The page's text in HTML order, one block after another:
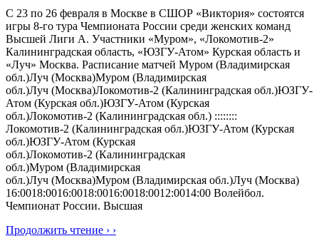
С 23 по 26 февраля в Москве в CШОР «Виктория» состоятся
игры 8-го тура Чемпионата России среди женских команд
Высшей Лиги А. Участники «Муром», «Локомотив-2»
Калининградская область, «ЮЗГУ-Атом» Курская область и
«Луч» Москва. Расписание матчей Муром (Владимирская
обл.)Луч (Москва)Муром (Владимирская
обл.)Луч (Москва)Локомотив-2 (Калининградская обл.)ЮЗГУ-
Атом (Курская обл.)ЮЗГУ-Атом (Курская
обл.)Локомотив-2 (Калининградская обл.) ::::::::
Локомотив-2 (Калининградская обл.)ЮЗГУ-Атом (Курская
обл.)ЮЗГУ-Атом (Курская
обл.)Локомотив-2 (Калининградская
обл.)Муром (Владимирская
обл.)Луч (Москва)Муром (Владимирская обл.)Луч (Москва)
16:0018:0016:0018:0016:0018:0012:0014:00 Волейбол.
Чемпионат России. Высшая
Продолжить чтение › ›